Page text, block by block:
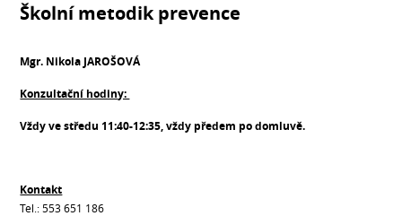
Školní metodik prevence
Mgr. Nikola JAROŠOVÁ
Konzultační hodiny:
Vždy ve středu 11:40-12:35, vždy předem po domluvě.
Kontakt
Tel.: 553 651 186